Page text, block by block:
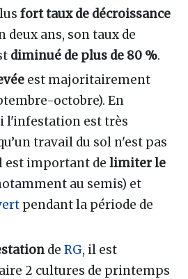
fort taux de décroissance
deux ans, son taux de
diminué de plus de 80 %.
est majoritairement
octobre). En
l'infestation est très
travail du sol n'est pas
est important delimiter le
au semis) et
pendant la période de
deRG, il est
2 cultures de printemps